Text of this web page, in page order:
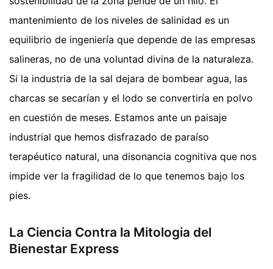
mantenimiento de los niveles de salinidad es un
equilibrio de ingeniería que depende de las empresas
salineras, no de una voluntad divina de la naturaleza.
Si la industria de la sal dejara de bombear agua, las
charcas se secarían y el lodo se convertiría en polvo
en cuestión de meses. Estamos ante un paisaje
industrial que hemos disfrazado de paraíso
terapéutico natural, una disonancia cognitiva que nos
impide ver la fragilidad de lo que tenemos bajo los
pies.
La Ciencia Contra la Mitologia del
Bienestar Express